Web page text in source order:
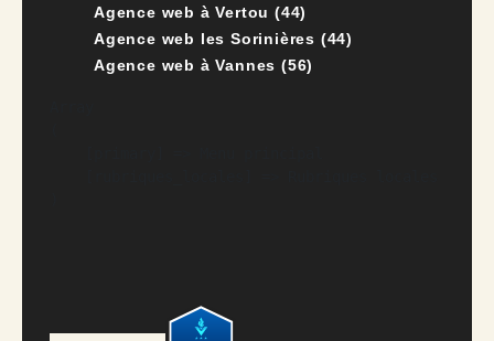
Agence web à Vertou (44)
Agence web les Sorinières (44)
Agence web à Vannes (56)